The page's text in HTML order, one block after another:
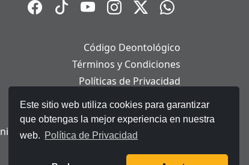
Este sitio web utiliza cookies para garantizar
que obtengas la mejor experiencia en nuestra
web. Política de Privacidad
Código Deontológico
Términos y Condiciones
Políticas de Privacidad
Políticas de Cookies
Aviso Legal
de Protección de Datos Personales